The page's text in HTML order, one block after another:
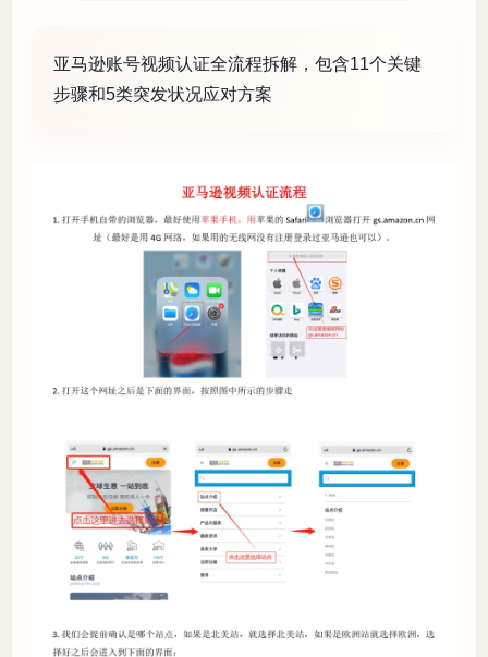
亚马逊账号视频认证全流程拆解，包含11个关键
步骤和5类突发状况应对方案